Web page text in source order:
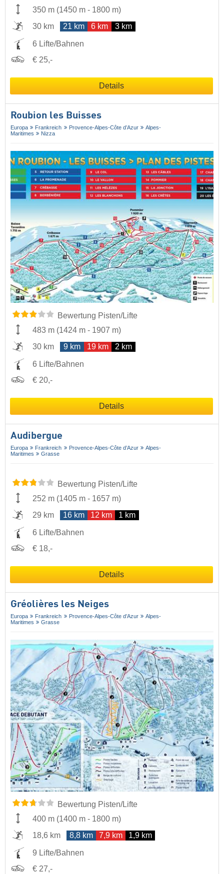
350 m (1450 m - 1800 m)
30 km
21 km 6 km 3 km
6 Lifte/Bahnen
€ 25,-
Details
Roubion les Buisses
Europa Frankreich Provence-Alpes-Côte d’Azur
Alpes-
Maritimes
Nizza
Bewertung Pisten/Lifte
483 m (1424 m - 1907 m)
30 km
9 km 19 km 2 km
6 Lifte/Bahnen
€ 20,-
Details
Audibergue
Europa Frankreich Provence-Alpes-Côte d’Azur
Alpes-
Maritimes
Grasse
Bewertung Pisten/Lifte
252 m (1405 m - 1657 m)
29 km
16 km 12 km 1 km
6 Lifte/Bahnen
€ 18,-
Details
Gréolières les Neiges
Europa Frankreich Provence-Alpes-Côte d’Azur
Alpes-
Maritimes
Grasse
Bewertung Pisten/Lifte
400 m (1400 m - 1800 m)
18,6 km
8,8 km 7,9 km 1,9 km
9 Lifte/Bahnen
€ 27,-